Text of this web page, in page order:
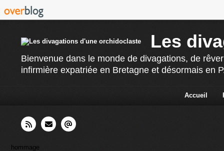
Les
Bienvenue dans le monde de divagations, de
infirmière expatriée en Bretagne et désormais en
Accueil
hommage